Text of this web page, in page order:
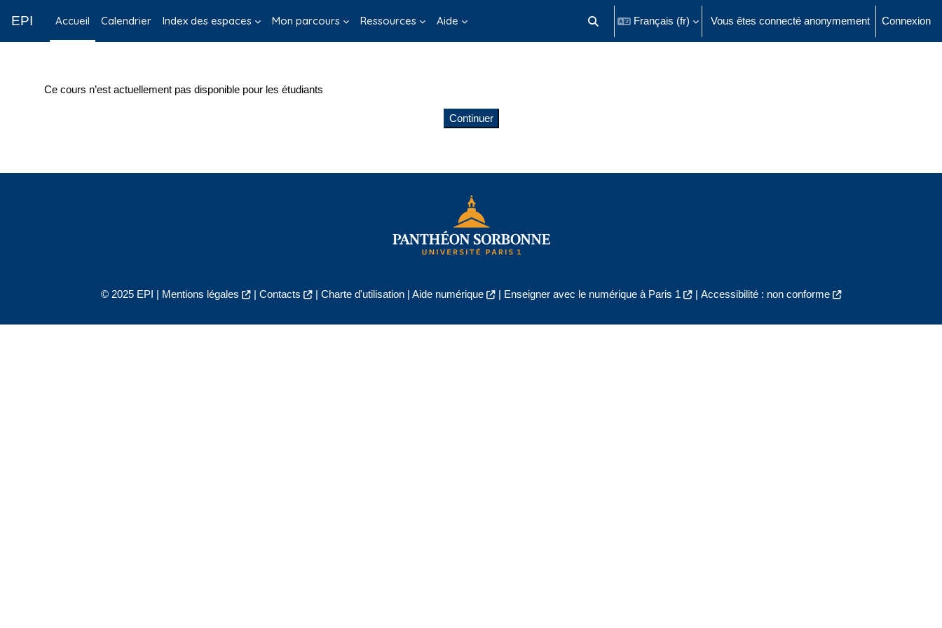
EPI Accueil Calendrier Index des espaces Mon parcours Ressources Aide Activer/désactiver la saisie de recherche
Français ‎(fr)‎ Vous êtes connecté anonymement Connexion
Ce cours n’est actuellement pas disponible pour les étudiants
Continuer
© 2025 EPI | Mentions légales | Contacts | Charte d'utilisation| Aide numérique | Enseigner avec le numérique à Paris 1 | Accessibilité : non conforme